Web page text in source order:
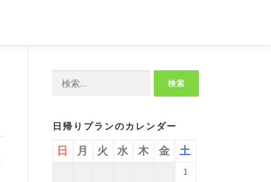
日帰りプランのカレンダー
日 月 火 水 木 金 土
1